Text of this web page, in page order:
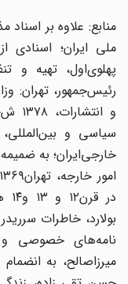
منابع‌: علاوه‌ بر اسناد
ملی‌ ایران‌؛ اسنادی
پهلوی‌اول‌، تهیه ‌و
رئیس‌جمهور، تهران‌:
و
‌سیاسی‌ و
خارجی‌ایران‌؛ به‌ ضمیمه
بولارد، خاطرات‌ سرریدر
نامه‌های‌ خصوصی‌ و